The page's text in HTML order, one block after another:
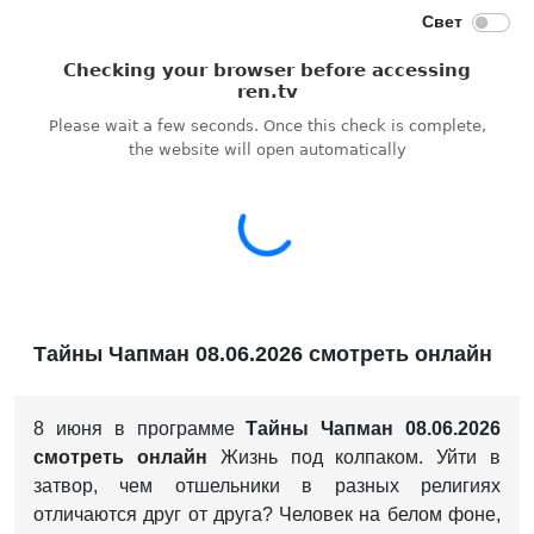
Тайны Чапман 08.06.2026 смотреть онлайн
8 июня в программеТайны Чапман 08.06.2026
смотреть онлайн Жизнь под колпаком. Уйти в
затвор, чем отшельники в разных религиях
отличаются друг от друга? Человек на белом фоне,